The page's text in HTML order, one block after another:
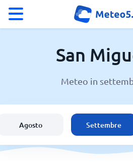
Meteo a San Miguel
Italia
San
Meteo in
Agosto Settembre